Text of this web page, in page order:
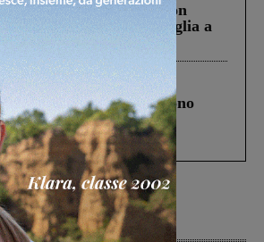
una struttura di Castiglion
che aveva ucciso la figlia a
in A1 in cui morirono
Franco. Lo schianto, il
ai sorpassi fra tir....